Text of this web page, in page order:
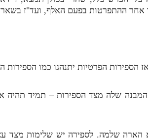
אחר ההתפרטות בפעם האלף, ועד"ז
הפרטיות יתנהגו כמו הספירות
שלה מצד הספירות – תמיד תהיה
הארה שלמה. לספירה יש שלימות מצד